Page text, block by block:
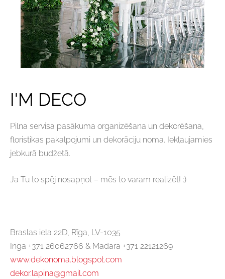
I'M DECO
Pilna servisa pasākuma organizēšana un dekorēšana,
floristikas pakalpojumi un dekorāciju noma. Iekļaujamies
jebkurā budžetā.
Ja Tu to spēj nosapņot – mēs to varam realizēt! :)
Braslas iela 22D, Rīga, LV-1035
Inga +371 26062766 & Madara +371 22121269
www.dekonoma.blogspot.com
dekor.lapina@gmail.com